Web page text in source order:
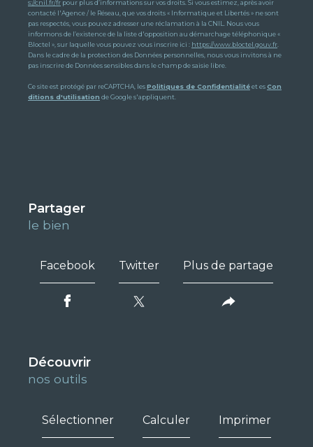
s://cnil.fr/fr pour plus d’informations sur vos droits. Si vous estimez, après avoir
contacté l'Agence / le Réseau, que vos droits « Informatique et Libertés » ne sont
pas respectés, vous pouvez adresser une réclamation à la CNIL. Nous vous
informons de l’existence de la liste d'opposition au démarchage téléphonique «
Bloctel », sur laquelle vous pouvez vous inscrire ici : https://www.bloctel.gouv.fr
Dans le cadre de la protection des Données personnelles, nous vous invitons à ne
pas inscrire de Données sensibles dans le champ de saisie libre.
Ce site est protégé par reCAPTCHA, lesPolitiques de Confidentialitéet es Con
ditions d'utilisation de Google s'appliquent.
partager
le bien
Facebook Twitter Plus de partage
découvrir
nos outils
Sélectionner Calculer Imprimer